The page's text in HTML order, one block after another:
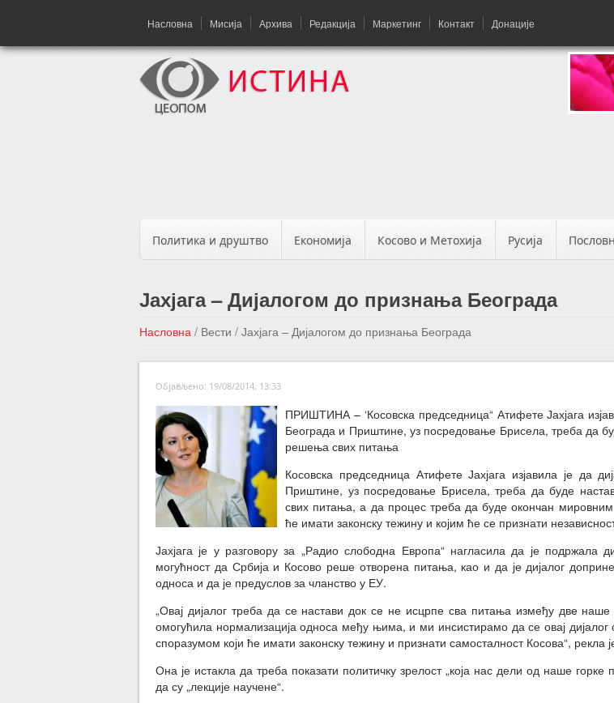
Насловна Мисија Архива Редакција Маркетинг Контакт Донације
Политика и друштво Економија Косово и Метохија Русија
Јахјага – Дијалогом до признања Београда
Насловна / Вести / Јахјага – Дијалогом до признања Београда
Објављено: 19/08/2014, 13:33
ПРИШТИНА – ‘Косовска председница“ Атифете Јахјага
Београда и Приштине, уз посредовање Брисела, треба да
решења свих питања
Косовска председница Атифете Јахјага изјавила је да
Приштине, уз посредовање Брисела, треба да буде
свих питања, а да процес треба да буде окончан мировним
ће имати законску тежину и којим ће се признати
Јахјага је у разговору за „Радио слободна Европа“ нагласила да је подржала
могућност да Србија и Косово реше отворена питања, као и да је дијалог
односа и да је предуслов за чланство у ЕУ.
„Овај дијалог треба да се настави док се не исцрпе сва питања између две
омогућила нормализација односа међу њима, и ми инсистирамо да се овај
споразумом који ће имати законску тежину и признати самосталност Косова“, рекла
Она је истакла да треба показати политичку зрелост „која нас дели од наше горке
да су „лекције научене“.